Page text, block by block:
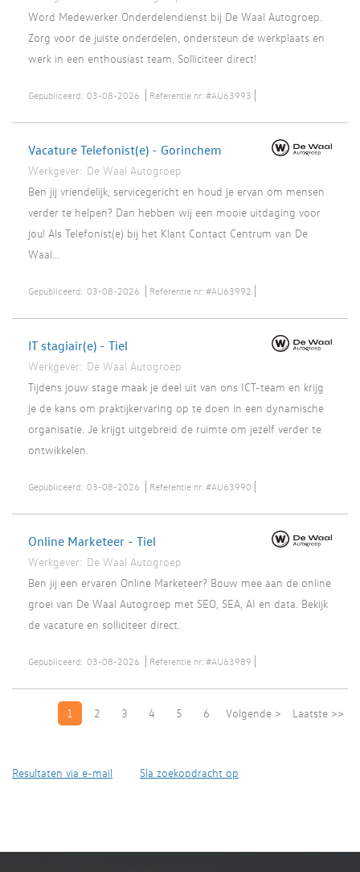
Word Medewerker Onderdelendienst bij De Waal Autogroep.
Zorg voor de juiste onderdelen, ondersteun de werkplaats en
werk in een enthousiast team. Solliciteer direct!
Gepubliceerd: 03-08-2026 Referentie nr: #AU63993
Vacature Telefonist(e) - Gorinchem
Werkgever: De Waal Autogroep
Ben jij vriendelijk, servicegericht en houd je ervan om mensen
verder te helpen? Dan hebben wij een mooie uitdaging voor
jou! Als Telefonist(e) bij het Klant Contact Centrum van De
Waal...
Gepubliceerd: 03-08-2026 Referentie nr: #AU63992
IT stagiair(e) - Tiel
Werkgever: De Waal Autogroep
Tijdens jouw stage maak je deel uit van ons ICT-team en krijg
je de kans om praktijkervaring op te doen in een dynamische
organisatie. Je krijgt uitgebreid de ruimte om jezelf verder te
ontwikkelen.
Gepubliceerd: 03-08-2026 Referentie nr: #AU63990
Online Marketeer - Tiel
Werkgever: De Waal Autogroep
Ben jij een ervaren Online Marketeer? Bouw mee aan de online
groei van De Waal Autogroep met SEO, SEA, AI en data. Bekijk
de vacature en solliciteer direct.
Gepubliceerd: 03-08-2026 Referentie nr: #AU63989
1 2 3 4 5 6 Volgende > Laatste >>
Resultaten via e-mail Sla zoekopdracht op